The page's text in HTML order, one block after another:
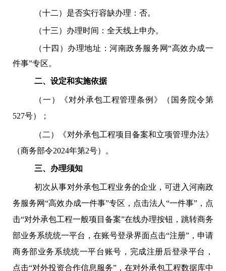
（十二）是否实行容缺办理：否。
（十三）办理时间：全天线上申办。
（十四）办理地址：河南政务服务网“高效办成一
件事”专区。
二、设定和实施依据
（一）《对外承包工程管理条例》（国务院令第
527号）；
（二）《对外承包工程项目备案和立项管理办法》
（商务部令2024年第2号）。
三、办理须知
初次从事对外承包工程业务的企业，可进入河南政
务服务网“高效办成一件事”专区，点击法人“一件事”，点
击“对外承包工程一般项目备案”在线办理按钮，跳转商务
部业务系统统一平台，在账号登录界面点击“注册”，申请
商务部业务系统统一平台账号，完成注册后登录平台，
点击“对外投资合作信息服务”，在对外承包工程数据库中